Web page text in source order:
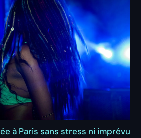
à Paris sans stress ni imprévu